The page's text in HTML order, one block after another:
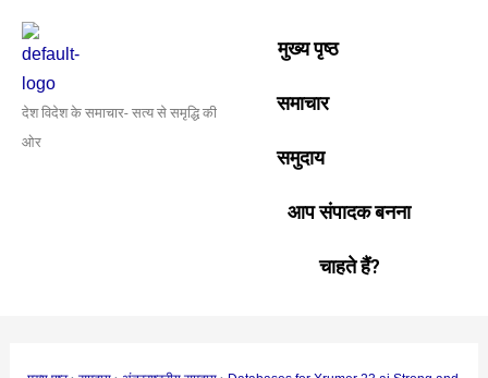
content
देश विदेश के समाचार- सत्य से समृद्धि की
ओर
मुख्य पृष्ठ
समाचार
समुदाय
आप संपादक बनना
चाहते हैं?
navigation